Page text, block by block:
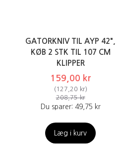
GATORKNIV TIL AYP 42",
KØB 2 STK TIL 107 CM
KLIPPER
159,00 kr
( 127,20 kr)
208,75 kr
Du sparer: 49,75 kr
Læg i kurv